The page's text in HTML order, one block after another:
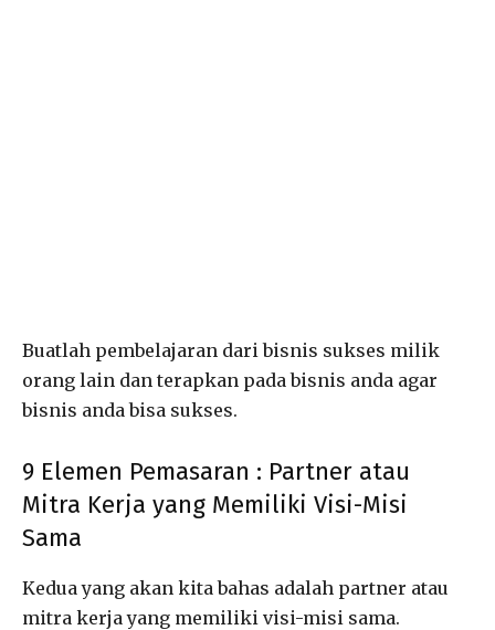
Buatlah pembelajaran dari bisnis sukses milik
orang lain dan terapkan pada bisnis anda agar
bisnis anda bisa sukses.
9 Elemen Pemasaran : Partner atau
Mitra Kerja yang Memiliki Visi-Misi
Sama
Kedua yang akan kita bahas adalah partner atau
mitra kerja yang memiliki visi-misi sama.